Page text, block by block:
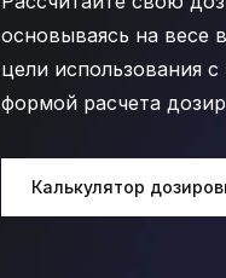
основываясь на весе
цели использования
формой расчета
Калькулятор